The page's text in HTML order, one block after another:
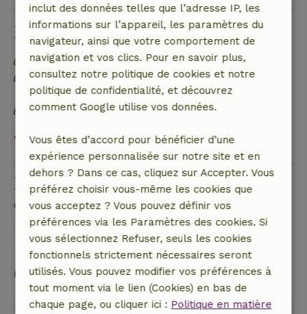
Durabilité
Étiquette énergétique : A
Hors réseau ou alimenté par une énergie 100 %
renouvelable
Matériaux d'isolation naturelle
Voir tout
Poser une question
Contacte le propriétaire de la Maison nature.
Envoyer un message
Commencer ma réservation
inclut des données telles que l’adresse IP, les
informations sur l’appareil, les paramètres du
navigateur, ainsi que votre comportement de
navigation et vos clics. Pour en savoir plus,
consultez notre politique de cookies et notre
politique de confidentialité, et découvrez
comment Google utilise vos données.
Vous êtes d’accord pour bénéficier d’une
expérience personnalisée sur notre site et en
dehors ? Dans ce cas, cliquez sur Accepter. Vous
préférez choisir vous-même les cookies que
vous acceptez ? Vous pouvez définir vos
préférences via les Paramètres des cookies. Si
vous sélectionnez Refuser, seuls les cookies
fonctionnels strictement nécessaires seront
utilisés. Vous pouvez modifier vos préférences à
tout moment via le lien (Cookies) en bas de
chaque page, ou cliquer ici : Politique en matière